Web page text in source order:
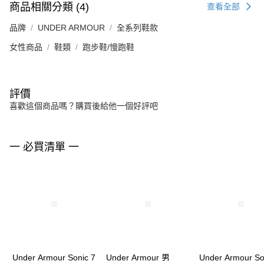
商品相關分類 (4) 查看全部
品牌 UNDER ARMOUR 全系列鞋款
女性商品 鞋類 跑步鞋/慢跑鞋
評價
喜歡這個商品嗎？購買後給他一個好評吧
一 必買清單 一
Under Armour Sonic 7 Under Armour 男 Under Armour